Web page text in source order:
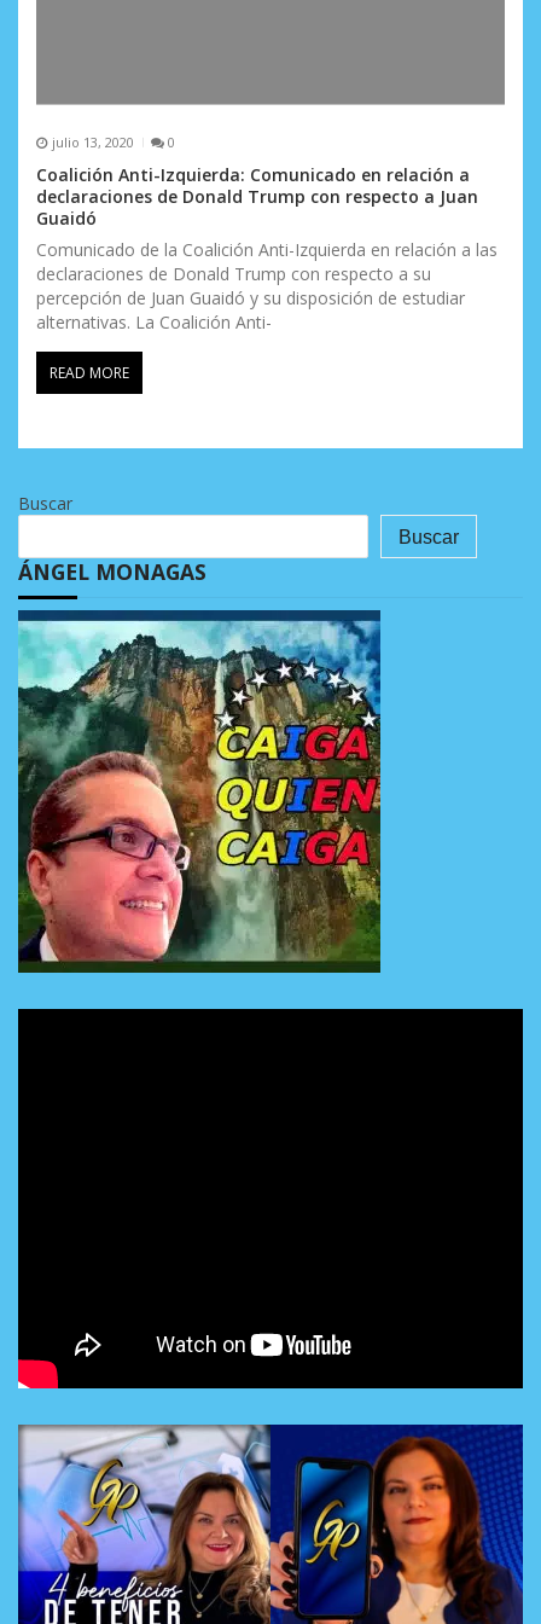
julio 13, 2020 0
Coalición Anti-Izquierda: Comunicado en relación a
declaraciones de Donald Trump con respecto a Juan
Guaidó
Comunicado de la Coalición Anti-Izquierda en relación a las
declaraciones de Donald Trump con respecto a su
percepción de Juan Guaidó y su disposición de estudiar
alternativas. La Coalición Anti-
READ MORE
Buscar
Buscar
ÁNGEL MONAGAS